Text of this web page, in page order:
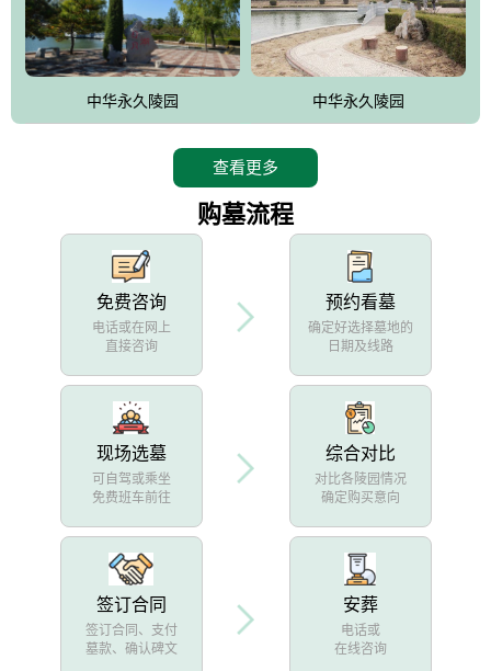
中华永久陵园 中华永久陵园
查看更多
购墓流程
免费咨询
电话或在网上
直接咨询
预约看墓
确定好选择墓地的
日期及线路
现场选墓
可自驾或乘坐
免费班车前往
综合对比
对比各陵园情况
确定购买意向
签订合同
签订合同、支付
墓款、确认碑文
安葬
电话或
在线咨询